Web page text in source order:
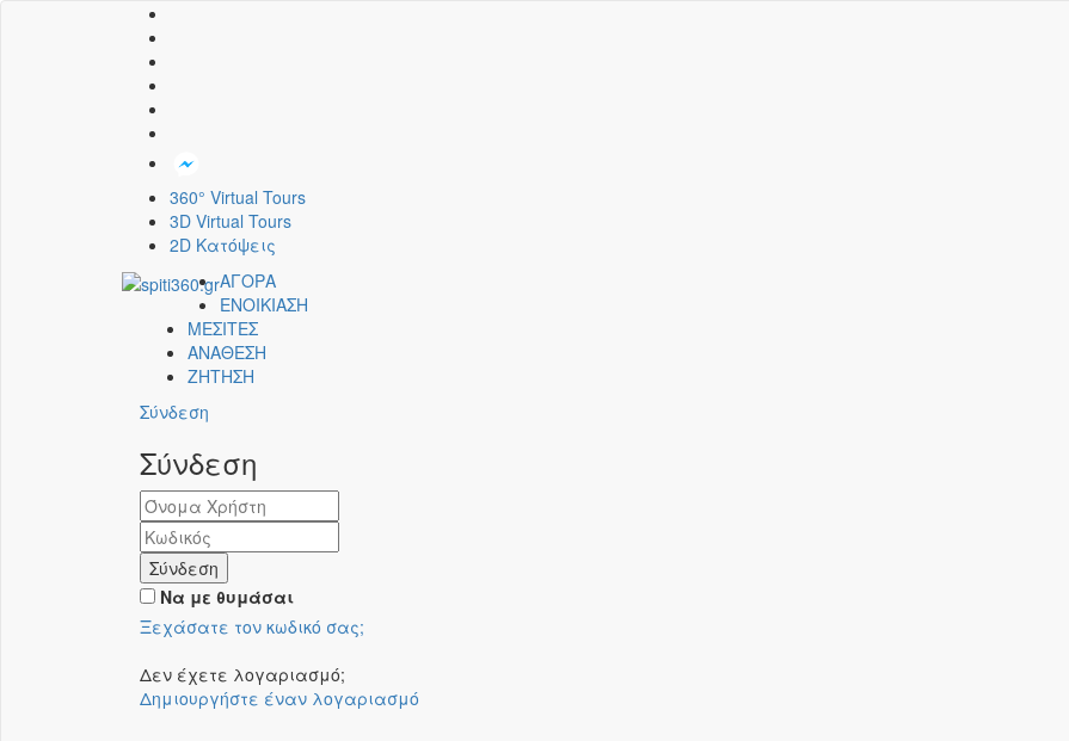
360° Virtual Tours
3D Virtual Tours
2D Κατόψεις
ΑΓΟΡΑ
ΕΝΟΙΚΙΑΣΗ
ΜΕΣΙΤΕΣ
ΑΝΑΘΕΣΗ
ΖΗΤΗΣΗ
Σύνδεση
Σύνδεση
Σύνδεση
Να με θυμάσαι
Ξεχάσατε τον κωδικό σας;
Δεν έχετε λογαριασμό;
Δημιουργήστε έναν λογαριασμό